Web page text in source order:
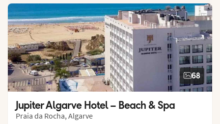
68
Jupiter Algarve Hotel – Beach & Spa
Praia da Rocha, Algarve